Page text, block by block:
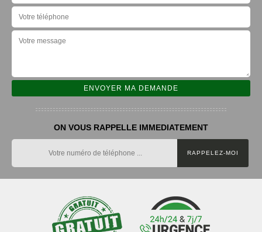
ON VOUS RAPPELLE IMMEDIATEMENT